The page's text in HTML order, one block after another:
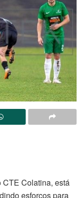
Colatina, está
esforços para